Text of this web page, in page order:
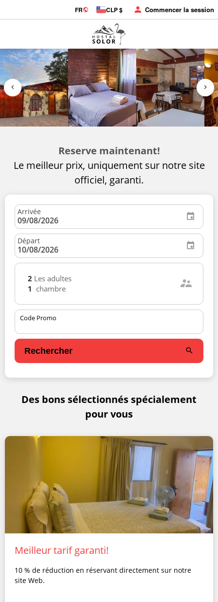
FR CLP $ Commencer la session
Reserve maintenant!
Le meilleur prix, uniquement sur notre site
officiel, garanti.
Arrivée
Départ
2 Les adultes
1 chambre
Code Promo
Rechercher
Des bons sélectionnés spécialement
pour vous
Meilleur tarif garanti!
10 % de réduction en réservant directement sur notre
site Web.